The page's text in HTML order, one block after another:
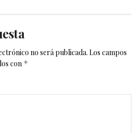
no será publicada. Los campos
con *